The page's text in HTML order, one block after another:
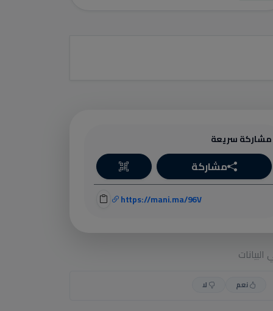
مشاركة سريعة
مشاركة
https://mani.ma/96V
نعم لا